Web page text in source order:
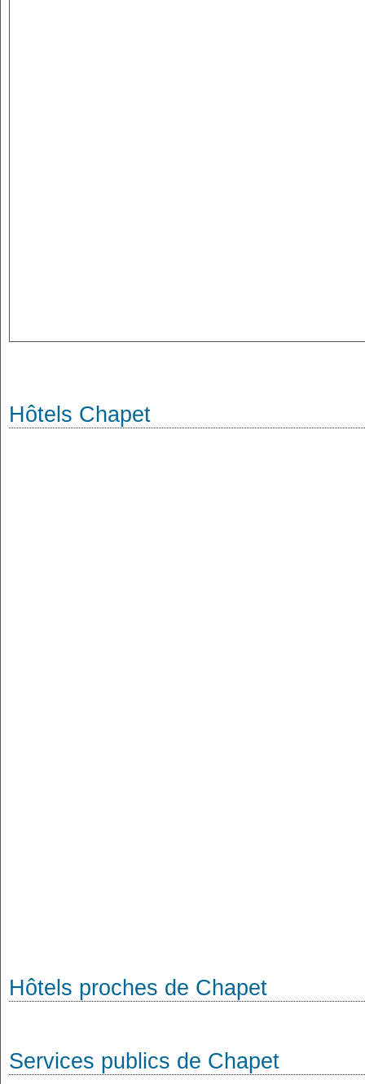
Hôtels Chapet
Hôtels proches de Chapet
Services publics de Chapet